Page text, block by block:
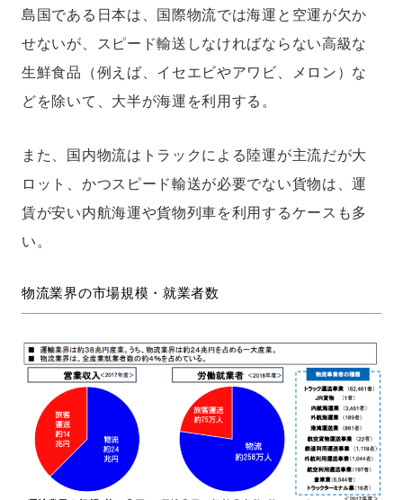
島国である日本は、国際物流では海運と空運が欠か
せないが、スピード輸送しなければならない高級な
生鮮食品（例えば、イセエビやアワビ、メロン）な
どを除いて、大半が海運を利用する。
また、国内物流はトラックによる陸運が主流だが大
ロット、かつスピード輸送が必要でない貨物は、運
賃が安い内航海運や貨物列車を利用するケースも多
い。
物流業界の市場規模・就業者数